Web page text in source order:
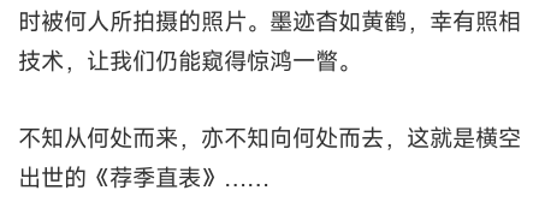
时被何人所拍摄的照片。墨迹杳如黄鹤，幸有照相
技术，让我们仍能窥得惊鸿一瞥。
不知从何处而来，亦不知向何处而去，这就是横空
出世的《荐季直表》……